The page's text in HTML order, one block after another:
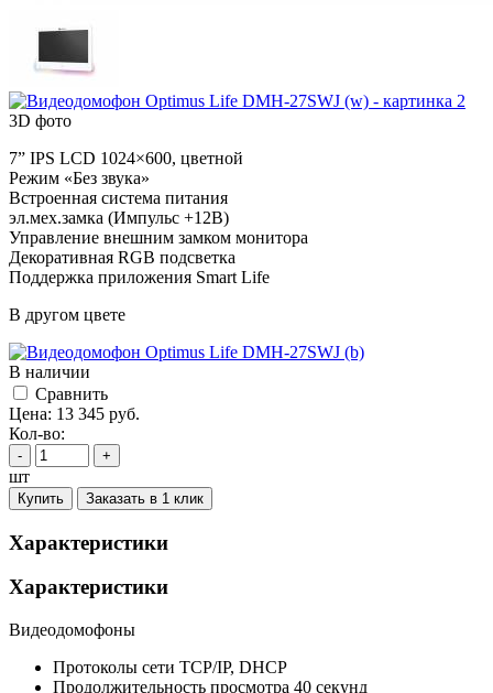
3D фото
7” IPS LCD 1024×600, цветной
Режим «Без звука»
Встроенная система питания
эл.мех.замка (Импульс +12В)
Управление внешним замком монитора
Декоративная RGB подсветка
Поддержка приложения Smart Life
В другом цвете
В наличии
Cравнить
Цена: 13 345 руб.
Кол-во:
- +
шт
Купить Заказать в 1 клик
Характеристики
Характеристики
Видеодомофоны
Протоколы сети TCP/IP, DHCP
Продолжительность просмотра 40 секунд